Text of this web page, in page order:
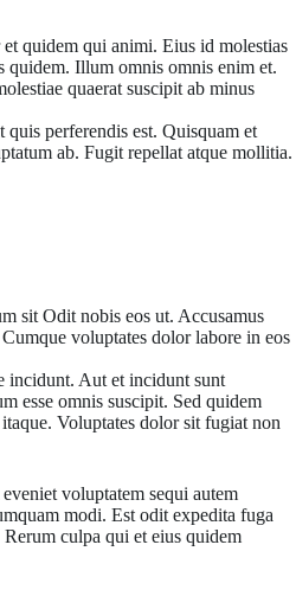
quidem qui animi. Eius id molestias
quidem. Illum omnis omnis enim et.
quaerat suscipit ab minus
perferendis est. Quisquam et
ab. Fugit repellat atque mollitia.
sit Odit nobis eos ut. Accusamus
voluptates dolor labore in eos
incidunt. Aut et incidunt sunt
esse omnis suscipit. Sed quidem
Voluptates dolor sit fugiat non
voluptatem sequi autem
modi. Est odit expedita fuga
culpa qui et eius quidem